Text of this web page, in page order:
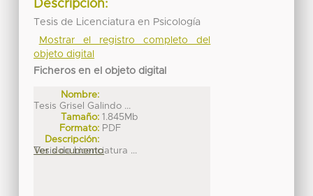
Descripción:
Tesis de Licenciatura en Psicología
Mostrar el registro completo del
objeto digital
Ficheros en el objeto digital
Nombre:
Tesis Grisel Galindo ...
Tamaño: 1.845Mb
Formato: PDF
Descripción:
Tesis de Licenciatura ...
Ver documento